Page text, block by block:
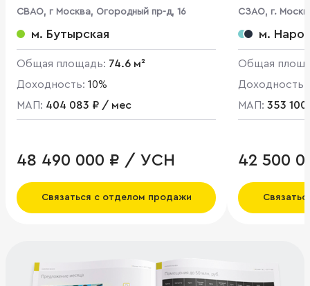
CВАО, г Москва, Огородный пр-д, 16
м. Бутырская
Общая площадь: 74.6 м²
Доходность: 10%
МАП: 404 083 ₽ / мес
48 490 000 ₽ / УСН
Связаться с отделом продажи
CЗАО, г.
м.
Общая
Доходность:
МАП: 353
42 500